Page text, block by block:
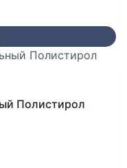
Полистирол